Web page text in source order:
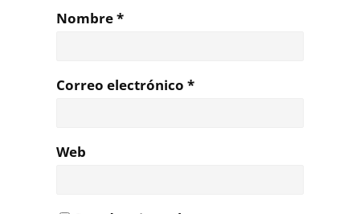
Nombre*
Correo electrónico *
Web